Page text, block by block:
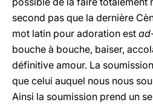
second pas que la dernière
mot latin pour adoration est
bouche à bouche, baiser,
définitive amour. La
que celui auquel nous nous
Ainsi la soumission prend un